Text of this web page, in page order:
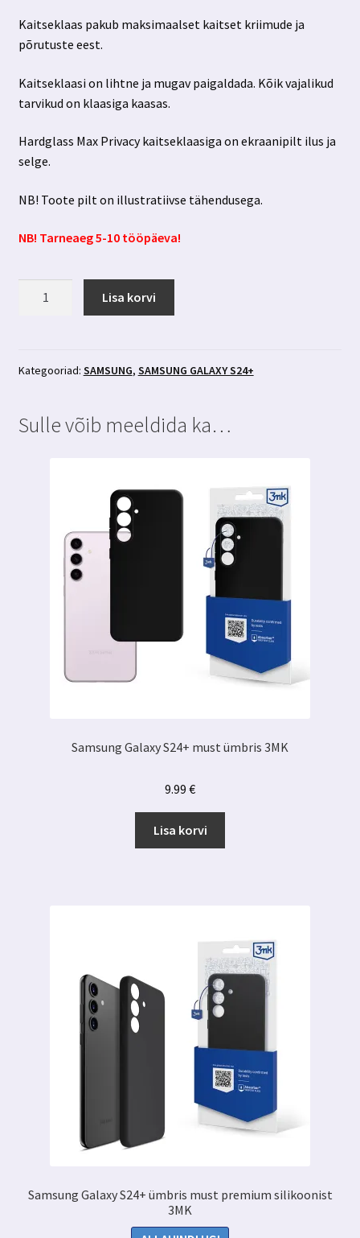
Kaitseklaas pakub maksimaalset kaitset kriimude ja
põrutuste eest.
Kaitseklaasi on lihtne ja mugav paigaldada. Kõik vajalikud
tarvikud on klaasiga kaasas.
Hardglass Max Privacy kaitseklaasiga on ekraanipilt ilus ja
selge.
NB! Toote pilt on illustratiivse tähendusega.
NB! Tarneaeg 5-10 tööpäeva!
kaitseklaas
Max
Lisa korvi
Kategooriad: SAMSUNG, SAMSUNG GALAXY S24+
Sulle võib meeldida ka…
Samsung Galaxy S24+ must ümbris 3MK
9.99 €
Lisa korvi
Samsung Galaxy S24+ ümbris must premium silikoonist
3MK